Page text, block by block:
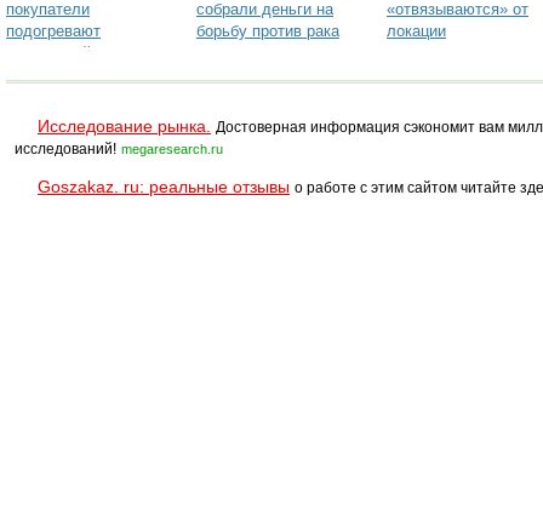
покупатели
подогревают
загородный рынок
собрали деньги на
борьбу против рака
«отвязываются» от
локации
Исследование рынка.
Достоверная информация сэкономит вам
исследований! megaresearch.ru
Goszakaz. ru: реальные отзывы о работе с этим сайтом читайте